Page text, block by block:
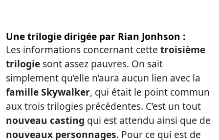
Une trilogie dirigée par Rian Jonhson :
Les informations concernant cette troisième
trilogie sont assez pauvres. On sait
simplement qu’elle n’aura aucun lien avec la
famille Skywalker, qui était le point commun
aux trois trilogies précédentes. C’est un tout
nouveau casting qui est attendu ainsi que de
nouveaux personnages. Pour ce qui est de